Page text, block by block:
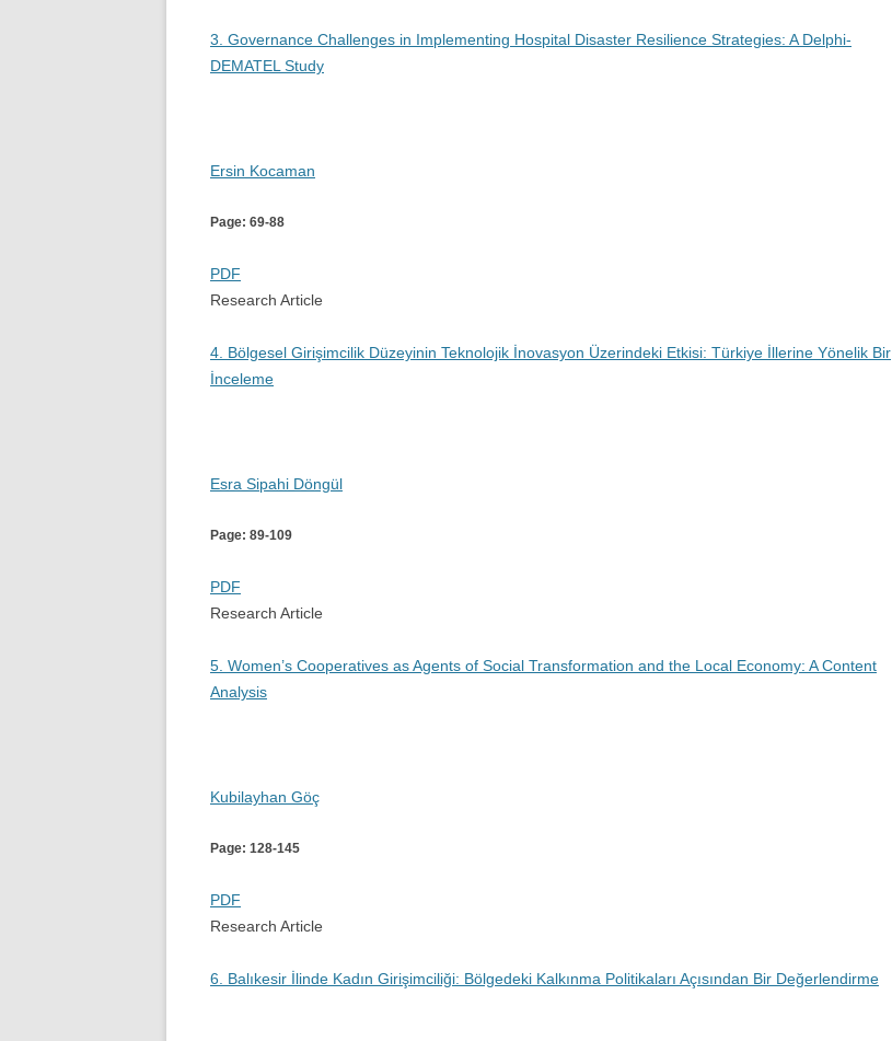
3. Governance Challenges in Implementing Hospital Disaster Resilience Strategies: A Delphi-
DEMATEL Study
Ersin Kocaman
Page: 69-88
PDF
Research Article
4. Bölgesel Girişimcilik Düzeyinin Teknolojik İnovasyon Üzerindeki Etkisi: Türkiye İllerine Yönelik Bir
İnceleme
Esra Sipahi Döngül
Page: 89-109
PDF
Research Article
5. Women’s Cooperatives as Agents of Social Transformation and the Local Economy: A Content
Analysis
Kubilayhan Göç
Page: 128-145
PDF
Research Article
6. Balıkesir İlinde Kadın Girişimciliği: Bölgedeki Kalkınma Politikaları Açısından Bir Değerlendirme